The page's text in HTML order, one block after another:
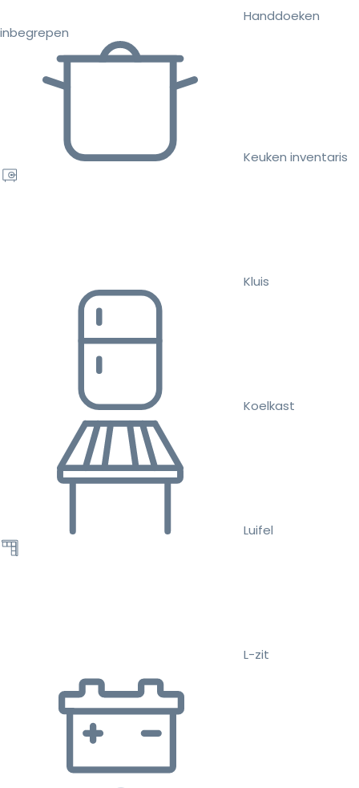
Handdoeken
inbegrepen
Keuken inventaris
Kluis
Koelkast
Luifel
L-zit